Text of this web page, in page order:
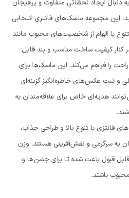
دنبال ایجاد لحظاتی متفاوت و پرهیجان
این مجموعه ماسک‌های فانتزی انتخابی
با الهام از شخصیت‌های محبوب مانند
کنار کیفیت ساخت مناسب و بند قابل
را فراهم می‌کند. این ماسک‌ها برای
و ثبت عکس‌های خاطره‌انگیز گزینه‌ای
هدیه‌ای خاص برای علاقه‌مندان به
فانتزی با تنوع بالا و طراحی جذاب،
به سرگرمی و نقش‌آفرینی هستند. وزن
قبول باعث شده تا برای جشن‌ها و
باشند.